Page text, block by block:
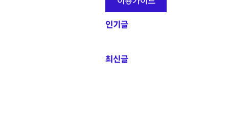
정
보
인기글
최신글